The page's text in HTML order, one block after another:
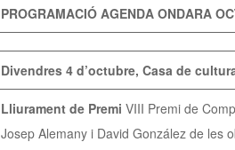
PROGRAMACIÓ AGENDA ONDARA
Divendres 4 d’octubre, Casa de
Lliurament de Premi VIII Premi de
Josep Alemany i David González de les